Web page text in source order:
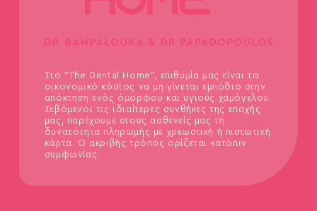
Στο “The Dental Home”, επιθυμία μας είναι το
οικονομικό κόστος να μη γίνεται εμπόδιο στην
απόκτηση ενός όμορφου και υγιούς χαμόγελου.
Σεβόμενοι τις ιδιαίτερες συνθήκες της εποχής
μας, παρέχουμε στους ασθενείς μας τη
δυνατότητα πληρωμής με χρεωστική ή πιστωτική
κάρτα. Ο ακριβής τρόπος ορίζεται κατόπιν
συμφωνίας.